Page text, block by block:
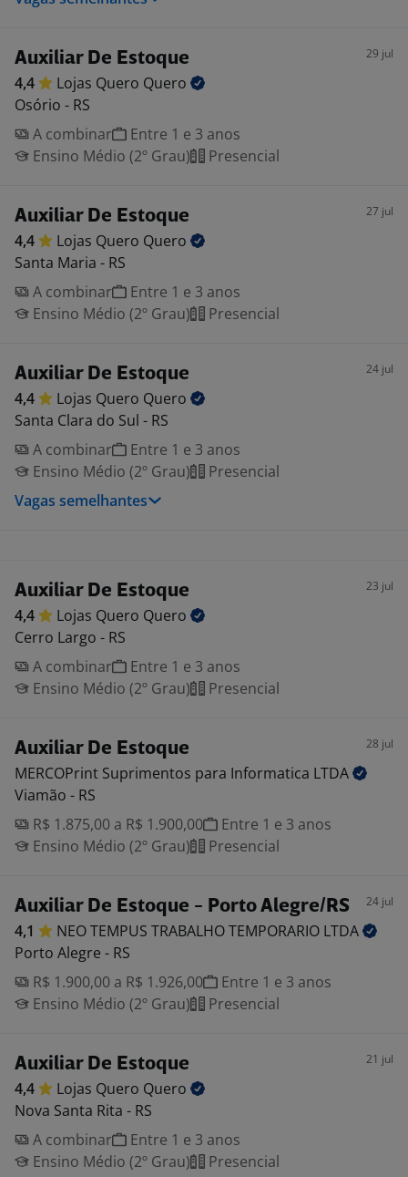
Auxiliar De Estoque 29 jul
4,4 Lojas Quero Quero
Osório - RS
A combinar
Entre 1 e 3 anos
Ensino Médio (2º Grau)
Presencial
Auxiliar De Estoque 27 jul
4,4 Lojas Quero Quero
Santa Maria - RS
A combinar
Entre 1 e 3 anos
Ensino Médio (2º Grau)
Presencial
Auxiliar De Estoque 24 jul
4,4 Lojas Quero Quero
Santa Clara do Sul - RS
A combinar
Entre 1 e 3 anos
Ensino Médio (2º Grau)
Presencial
Vagas semelhantes
Auxiliar De Estoque 23 jul
4,4 Lojas Quero Quero
Cerro Largo - RS
A combinar
Entre 1 e 3 anos
Ensino Médio (2º Grau)
Presencial
Auxiliar De Estoque 28 jul
MERCOPrint Suprimentos para Informatica LTDA
Viamão - RS
R$ 1.875,00 a R$ 1.900,00
Entre 1 e 3 anos
Ensino Médio (2º Grau)
Presencial
Auxiliar De Estoque - Porto Alegre/RS 24 jul
4,1 NEO TEMPUS TRABALHO TEMPORARIO LTDA
Porto Alegre - RS
R$ 1.900,00 a R$ 1.926,00
Entre 1 e 3 anos
Ensino Médio (2º Grau)
Presencial
Auxiliar De Estoque 21 jul
4,4 Lojas Quero Quero
Nova Santa Rita - RS
A combinar
Entre 1 e 3 anos
Ensino Médio (2º Grau)
Presencial